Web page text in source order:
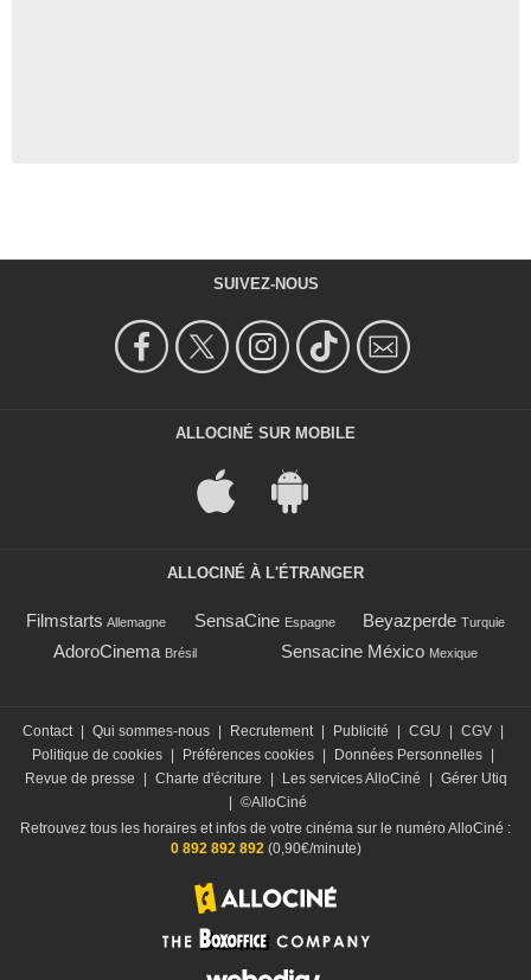
SUIVEZ-NOUS
ALLOCINÉ SUR MOBILE
ALLOCINÉ À L'ÉTRANGER
Filmstarts Allemagne SensaCine Espagne Beyazperde Turquie
AdoroCinema Brésil Sensacine México Mexique
Contact | Qui sommes-nous | Recrutement | Publicité | CGU | CGV |
Politique de cookies | Préférences cookies | Données Personnelles |
Revue de presse
| Charte d'écriture | Les services AlloCiné | Gérer Utiq
| ©AlloCiné
Retrouvez tous les horaires et infos de votre cinéma sur le numéro AlloCiné :
0 892 892 892 (0,90€/minute)